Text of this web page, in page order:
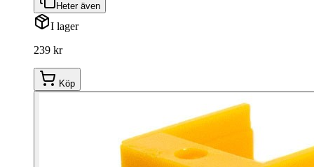
Heter även
I lager
239 kr
Köp